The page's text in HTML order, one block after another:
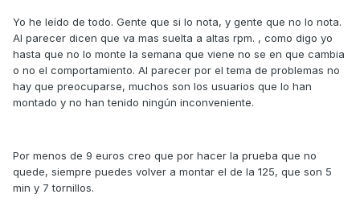
Yo he leído de todo. Gente que si lo nota, y gente que no lo nota.
Al parecer dicen que va mas suelta a altas rpm. , como digo yo
hasta que no lo monte la semana que viene no se en que cambia
o no el comportamiento. Al parecer por el tema de problemas no
hay que preocuparse, muchos son los usuarios que lo han
montado y no han tenido ningún inconveniente.
Por menos de 9 euros creo que por hacer la prueba que no
quede, siempre puedes volver a montar el de la 125, que son 5
min y 7 tornillos.